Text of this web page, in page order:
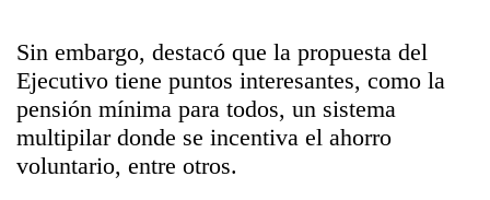
Sin embargo, destacó que la propuesta del
Ejecutivo tiene puntos interesantes, como la
pensión mínima para todos, un sistema
multipilar donde se incentiva el ahorro
voluntario, entre otros.